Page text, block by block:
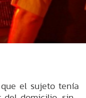
el sujeto tenía